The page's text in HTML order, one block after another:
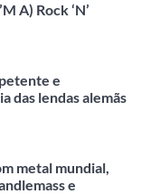
A) Rock ‘N’
e
das lendas alemãs
metal mundial,
e